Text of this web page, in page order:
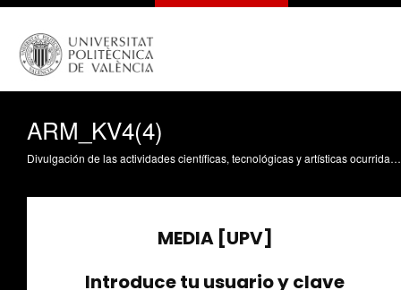
ARM_KV4(4)
Divulgación de las actividades científicas, tecnológicas y artísticas ocurridas en los tres campus de la UPV